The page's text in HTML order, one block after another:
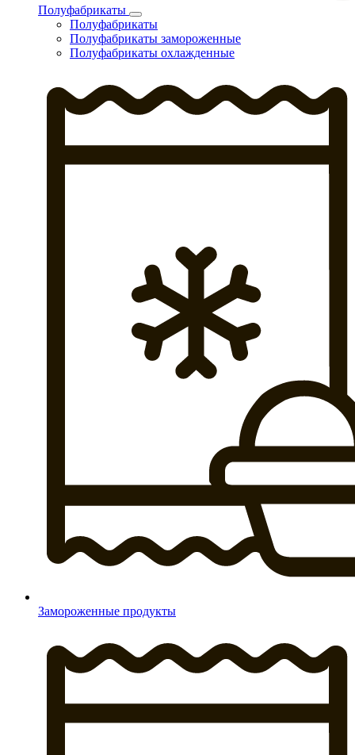
Полуфабрикаты
Полуфабрикаты
Полуфабрикаты замороженные
Полуфабрикаты охлажденные
Замороженные продукты